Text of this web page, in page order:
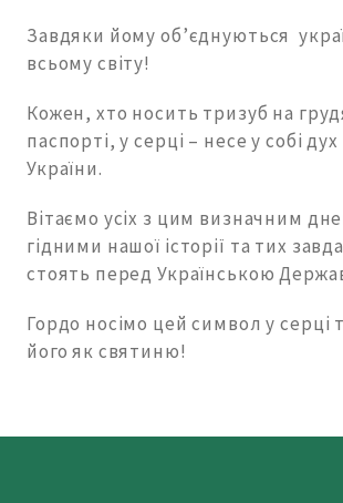
Завдяки йому об’єднуються
всьому світу!
Кожен, хто носить тризуб на
паспорті, у серці – несе у собі дух
України.
Вітаємо усіх з цим визначним
гідними нашої історії та тих
стоять перед Українською
Гордо носімо цей символ у серці
його як святиню!